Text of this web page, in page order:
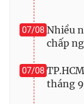
VTV Money
VTV Sức khoẻ
Thị trường 24h
07/08 Nhiều
chấp
07/08
tháng 9